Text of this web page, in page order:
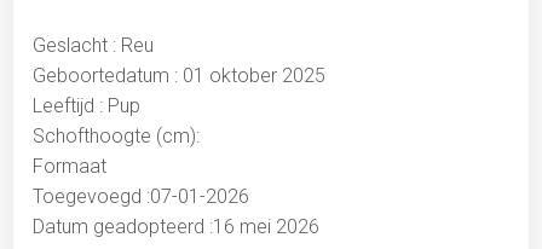
Geslacht : Reu
Geboortedatum : 01 oktober 2025
Leeftijd : Pup
Schofthoogte (cm):
Formaat
Toegevoegd :07-01-2026
Datum geadopteerd :16 mei 2026